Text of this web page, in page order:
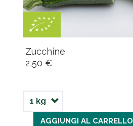
Zucchine
2,50 €
AGGIUNGI AL CARRELLO